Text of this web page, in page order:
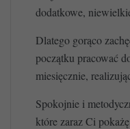
dodatkowe,
Dlatego gorąco
początku pracować
miesięcznie,
Spokojnie i
które zaraz Ci